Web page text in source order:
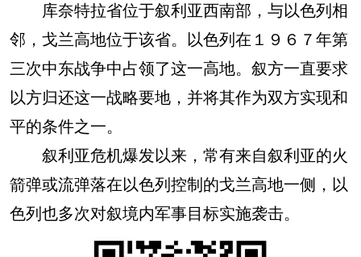
库奈特拉省位于叙利亚西南部，与以色列相
邻，戈兰高地位于该省。以色列在１９６７年第
三次中东战争中占领了这一高地。叙方一直要求
以方归还这一战略要地，并将其作为双方实现和
平的条件之一。
叙利亚危机爆发以来，常有来自叙利亚的火
箭弹或流弹落在以色列控制的戈兰高地一侧，以
色列也多次对叙境内军事目标实施袭击。